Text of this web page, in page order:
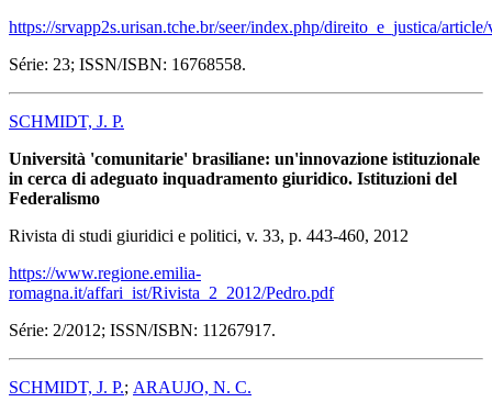
https://srvapp2s.urisan.tche.br/seer/index.php/direito_e_justica/
Série: 23; ISSN/ISBN: 16768558.
SCHMIDT, J. P.
Università 'comunitarie' brasiliane: un'innovazione istituzionale
in cerca di adeguato inquadramento giuridico. Istituzioni del
Federalismo
Rivista di studi giuridici e politici, v. 33, p. 443-460, 2012
https://www.regione.emilia-
romagna.it/affari_ist/Rivista_2_2012/Pedro.pdf
Série: 2/2012; ISSN/ISBN: 11267917.
SCHMIDT, J. P.; ARAUJO, N. C.